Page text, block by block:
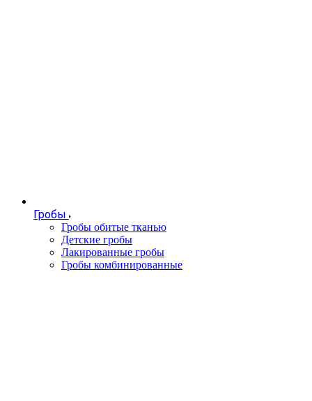
Гробы
Гробы обитые тканью
Детские гробы
Лакированные гробы
Гробы комбинированные